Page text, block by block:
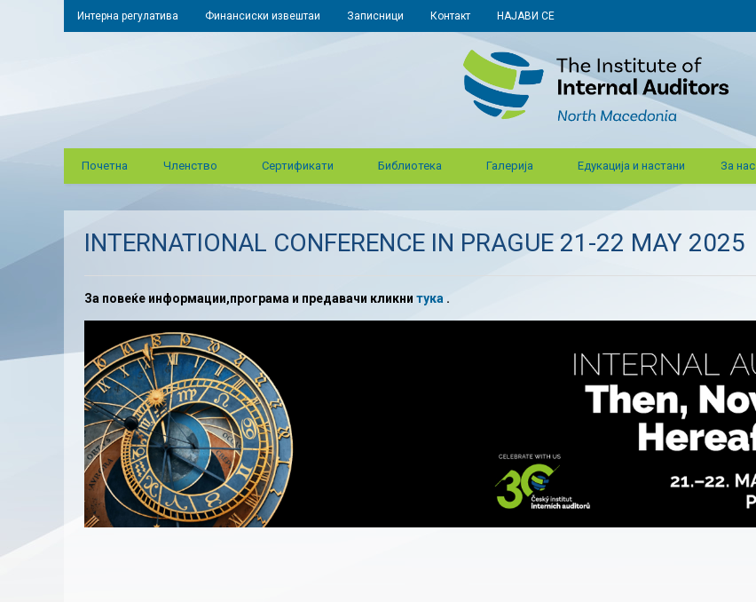
Интерна регулатива Финансиски извештаи Записници Контакт НАЈАВИ СЕ
Почетна Членство Сертификати Библиотека Галерија Едукација и настани За нас
INTERNATIONAL CONFERENCE IN PRAGUE 21-22 MAY 2025
За повеќе информации,програма и предавачи кликни тука .